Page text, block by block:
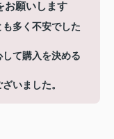
お願いします
多く不安でした
て購入を決める
いました。